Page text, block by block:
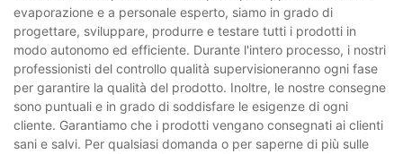
evaporazione e a personale esperto, siamo in grado di
progettare, sviluppare, produrre e testare tutti i prodotti in
modo autonomo ed efficiente. Durante l'intero processo, i nostri
professionisti del controllo qualità supervisioneranno ogni fase
per garantire la qualità del prodotto. Inoltre, le nostre consegne
sono puntuali e in grado di soddisfare le esigenze di ogni
cliente. Garantiamo che i prodotti vengano consegnati ai clienti
sani e salvi. Per qualsiasi domanda o per saperne di più sulle